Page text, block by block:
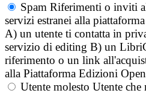
Spam Riferimenti o inviti
servizi estranei alla
A) un utente ti contatta in
servizio di editing B) un
riferimento o un link
alla Piattaforma Edizioni Open
Utente molesto Utente che